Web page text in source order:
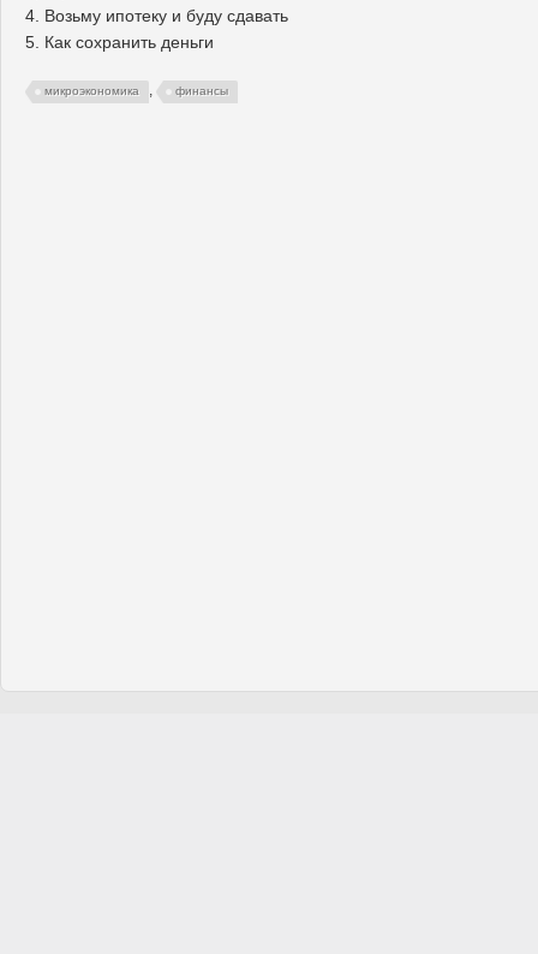
4. Возьму ипотеку и буду сдавать
5. Как сохранить деньги
микроэкономика , финансы